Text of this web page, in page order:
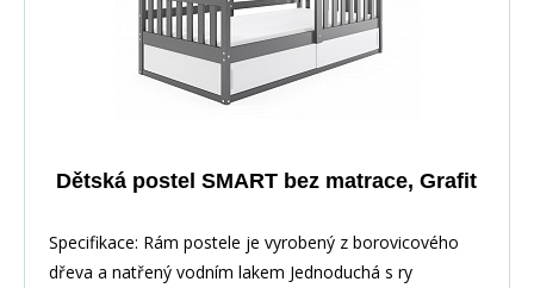
Dětská postel SMART bez matrace, Grafit
Specifikace: Rám postele je vyrobený z borovicového
dřeva a natřený vodním lakem Jednoduchá s ry